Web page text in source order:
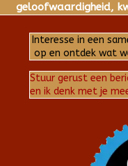
geloofwaardigheid,
Interesse in een
op en ontdek wat
Stuur gerust een
en ik denk met je